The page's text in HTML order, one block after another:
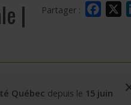
en éthique de la recherche
et suivi d’un projet au CER RDP
Partager :
|
Québec depuis le 15 juin